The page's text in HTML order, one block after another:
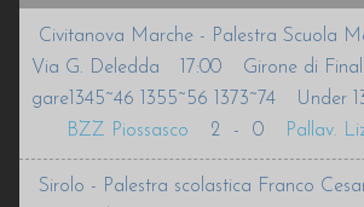
ACCEDI
Civitanova Marche - Palestra Scuola
Via G. Deledda
17:00
Girone di
gare1345~46 1355~56 1373~74
Under
BZZ Piossasco
2 - 0 Pallav.
Sirolo - Palestra scolastica Franco